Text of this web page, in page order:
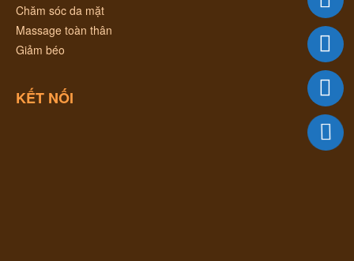
Chăm sóc da mặt
Massage toàn thân
Giảm béo
KẾT NỐI